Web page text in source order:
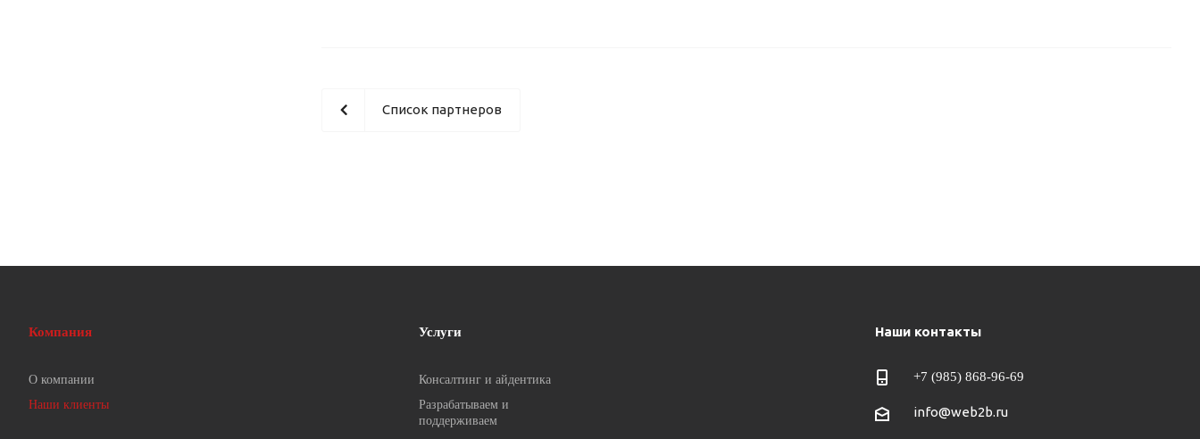
Список партнеров
Компания
О компании
Наши клиенты
Услуги
Консалтинг и айдентика
Разрабатываем и
поддерживаем
Наши контакты
+7 (985) 868-96-69
info@web2b.ru